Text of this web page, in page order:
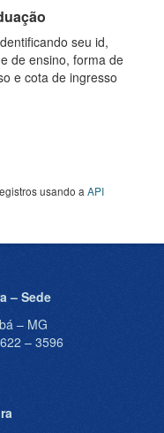
seu id,
de ensino, forma de
e cota de ingresso
usando a API
– Sede
– MG
– 3596